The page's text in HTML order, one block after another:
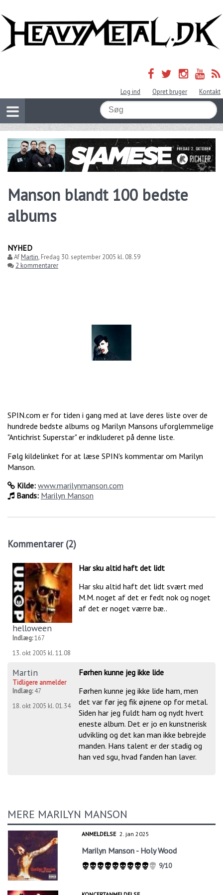
Log ind Opret bruger Kontakt
Manson blandt 100 bedste
albums
NYHED
AfMartin, Fredag 30. september 2005 kl. 08.59
2 kommentarer
SPIN.com er for tiden i gang med at lave deres liste over de
hundrede bedste albums og Marilyn Mansons uforglemmelige
"Antichrist Superstar" er indkluderet på denne liste.
Følg kildelinket for at læse SPIN's kommentar om Marilyn
Manson.
Kilde: www.marilynmanson.com
Bands: Marilyn Manson
Kommentarer (2)
helloween
Indlæg:167
13. okt 2005 kl. 11.08
Har sku altid haft det lidt
Har sku altid haft det lidt svært med
M.M. noget af det er fedt nok og noget
af det er noget værre bæ..
Martin
Tidligere anmelder
Indlæg:47
18. okt 2005 kl. 01.34
Førhen kunne jeg ikke lide
Førhen kunne jeg ikke lide ham, men
det var før jeg fik øjnene op for metal.
Siden har jeg fuldt ham og nydt hvert
eneste album. Det er jo en kunstnerisk
udvikling og det kan man ikke bebrejde
manden. Hans talent er der stadig og
han ved sgu, hvad fanden han laver.
MERE MARILYN MANSON
ANMELDELSE 2. jan 2025
Marilyn Manson - Holy Wood
9/10